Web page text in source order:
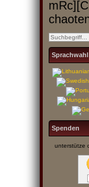
Sprachwahl
Spenden
unterstütze